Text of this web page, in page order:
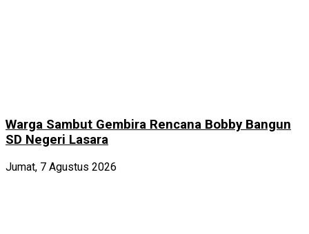
Warga Sambut Gembira Rencana Bobby Bangun
SD Negeri Lasara
Jumat, 7 Agustus 2026